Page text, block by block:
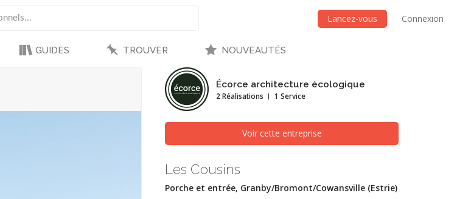
Lancez-vous Connexion
GUIDES TROUVER NOUVEAUTÉS
Écorce architecture écologique
2 Réalisations 1 Service
Voir cette entreprise
Les Cousins
Porche et entrée, Granby/Bromont/Cowansville (Estrie)